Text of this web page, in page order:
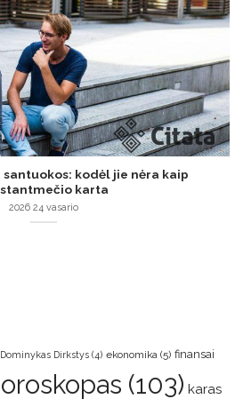
kodėl jie nėra kaip
karta
2026 24 vasario
Dominykas Dirkstys (4) ekonomika (5) finansai
(103) karas